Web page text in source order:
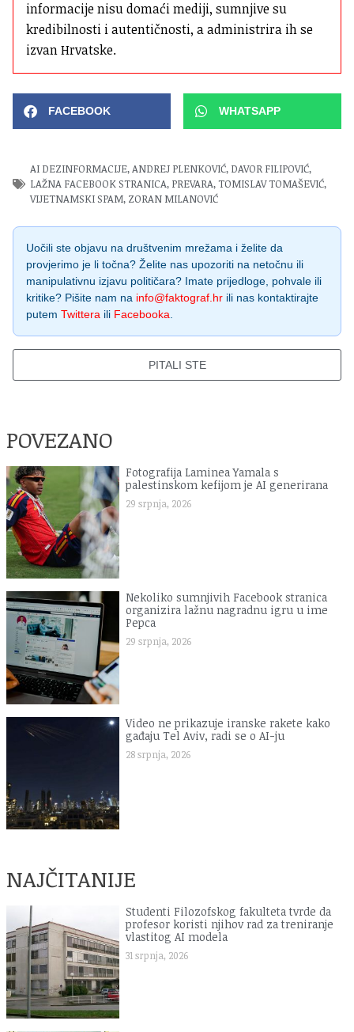
informacije nisu domaći mediji, sumnjive su
kredibilnosti i autentičnosti, a administrira ih se
izvan Hrvatske.
FACEBOOK WHATSAPP
AI DEZINFORMACIJE,ANDREJ PLENKOVIĆ, DAVOR FILIPOVIĆ,
LAŽNA FACEBOOK STRANICA, PREVARA,TOMISLAV TOMAŠEVIĆ,
VIJETNAMSKI SPAM, ZORAN MILANOVIĆ
Uočili ste objavu na društvenim mrežama i želite da
provjerimo je li točna? Želite nas upozoriti na netočnu ili
manipulativnu izjavu političara? Imate prijedloge, pohvale ili
kritike? Pišite nam na info@faktograf.hr ili nas kontaktirajte
putem Twittera ili Facebooka
PITALI STE
POVEZANO
Fotografija Laminea Yamala s
palestinskom kefijom je AI generirana
29 srpnja, 2026
Nekoliko sumnjivih Facebook stranica
organizira lažnu nagradnu igru u ime
Pepca
29 srpnja, 2026
Video ne prikazuje iranske rakete kako
gađaju Tel Aviv, radi se o AI-ju
28 srpnja, 2026
NAJČITANIJE
Studenti Filozofskog fakulteta tvrde da
profesor koristi njihov rad za treniranje
vlastitog AI modela
31 srpnja, 2026